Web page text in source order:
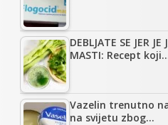
DEBLJATE SE JER JE
MASTI: Recept
Vazelin trenutno
na svijetu zbog…